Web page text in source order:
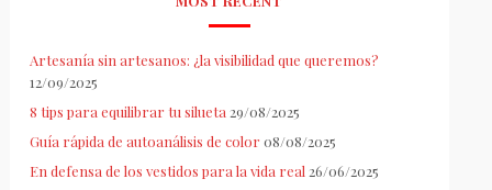
Artesanía sin artesanos: ¿la visibilidad que queremos?
12/09/2025
8 tips para equilibrar tu silueta 29/08/2025
Guía rápida de autoanálisis de color 08/08/2025
En defensa de los vestidos para la vida real 26/06/2025